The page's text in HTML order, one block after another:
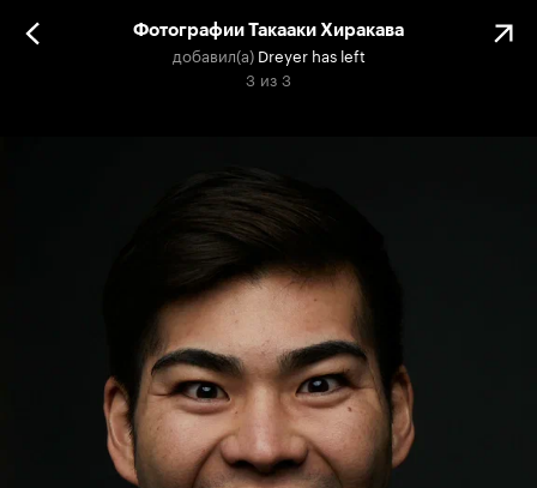
Фотографии Такааки Хиракава
добавил(а) Dreyer has left
3 из 3